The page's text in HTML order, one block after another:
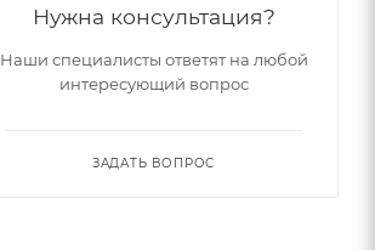
Нужна консультация?
Наши специалисты ответят на любой
интересующий вопрос
ЗАДАТЬ ВОПРОС